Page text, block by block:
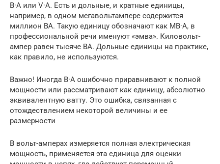
В·А или V·A. Есть и дольные, и кратные единицы,
например, в одном мегавольтампере содержится
миллион ВА. Такую единицу обозначают как МВ·А, в
профессиональной речи именуют «эмва». Киловольт-
ампер равен тысяче ВА. Дольные единицы на практике,
как правило, не используются.
Важно! Иногда В·А ошибочно приравнивают к полной
мощности или рассматривают как единицу, абсолютно
эквивалентную ватту. Это ошибка, связанная с
отождествлением некоторой величины и ее
размерности
В вольт-амперах измеряется полная электрическая
мощность, применяется эта единица для оценки